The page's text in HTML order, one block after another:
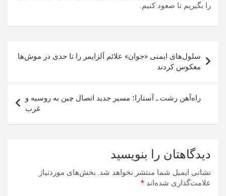
را بگیریم تا صعود کنیم.
نوشته
سلول‌های ایمنی «جوان» علائم آلزایمر را تا حدی در موش‌ها
معکوس کردند
راه‌آهن رشت ـ آستارا؛ مسیر جدید اتصال چین به روسیه و
غرب
دیدگاهتان را بنویسید
نشانی ایمیل شما منتشر نخواهد شد. بخش‌های موردنیاز
علامت‌گذاری شده‌اند *